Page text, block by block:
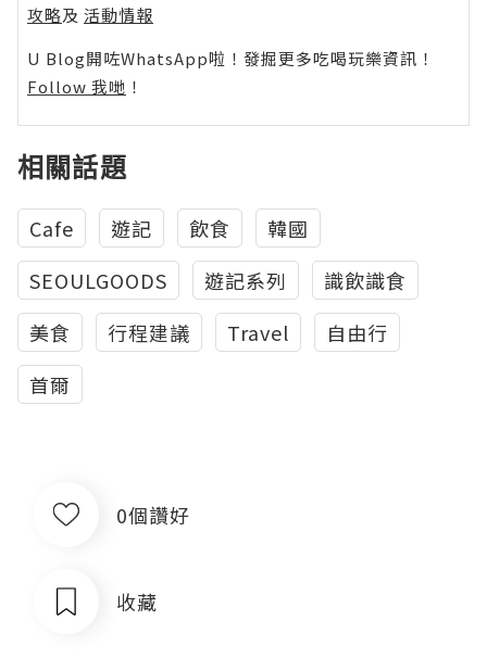
攻略及 活動情報
U Blog開咗WhatsApp啦！發掘更多吃喝玩樂資訊！
Follow 我哋 ！
相關話題
Cafe 遊記 飲食
韓國
SEOULGOODS
遊記系列
識飲識食
美食
行程建議 Travel
自由行
首爾
0個讚好
收藏